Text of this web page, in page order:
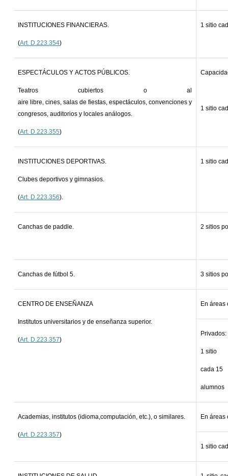
INSTITUCIONES FINANCIERAS.
(Art. D.223.354)
1 sitio
ESPECTÁCULOS Y ACTOS PÚBLICOS.
Teatros cubiertos o al
aire libre, cines, salas de fiestas, espectáculos, convenciones y
congresos, auditorios y locales análogos.
(Art. D.223.355)
1 sitio
INSTITUCIONES DEPORTIVAS.
Clubes deportivos y gimnasios.
(Art. D.223.356).
1 sitio
Canchas de paddle. 2 sitios
Canchas de fútbol 5. 3 sitios
CENTRO DE ENSEÑANZA
Institutos universitarios y de enseñanza superior.
(Art. D.223.357)
En áreas
Privados:
1 sitio
cada 15
alumnos
Academias, institutos (idioma,computación, etc.), o similares.
(Art. D.223.357)
En áreas
1 sitio